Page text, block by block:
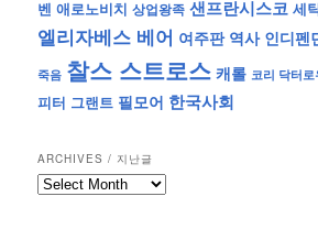
벤 애로노비치 상업왕족 샌프란시스코 세
엘리자베스 베어 여주판 역사 인디펜
죽음 찰스 스트로스 캐롤 코리 닥터로
피터 그랜트 필모어 한국사회
ARCHIVES / 지난글
archives